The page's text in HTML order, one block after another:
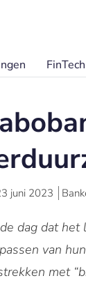
FinTech
juni 2023
dag dat
van
met